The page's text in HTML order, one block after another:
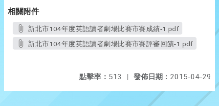
相關附件
新北市104年度英語讀者劇場比賽市賽成績-1.pdf
新北市104年度英語讀者劇場比賽市賽評審回饋-1.pdf
發佈日期： 2015-04-29
點擊率： 513 |